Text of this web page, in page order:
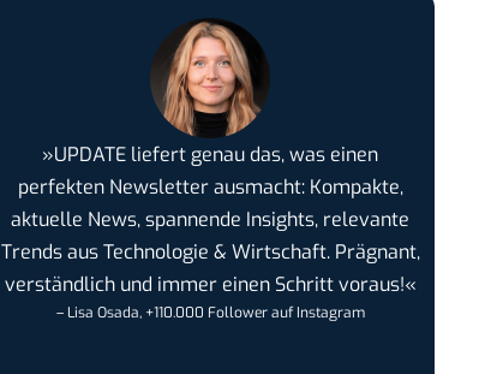
»UPDATE liefert genau das, was einen
perfekten Newsletter ausmacht: Kompakte,
aktuelle News, spannende Insights, relevante
Trends aus Technologie & Wirtschaft. Prägnant,
verständlich und immer einen Schritt voraus!«
– Lisa Osada, +110.000 Follower auf Instagram